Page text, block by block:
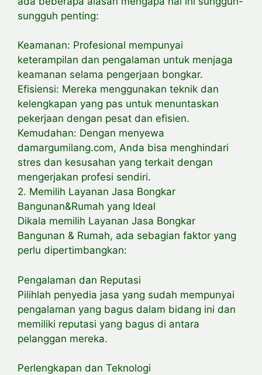
sungguh penting:
Keamanan: Profesional mempunyai
keterampilan dan pengalaman untuk menjaga
keamanan selama pengerjaan bongkar.
Efisiensi: Mereka menggunakan teknik dan
kelengkapan yang pas untuk menuntaskan
pekerjaan dengan pesat dan efisien.
Kemudahan: Dengan menyewa
damargumilang.com, Anda bisa menghindari
stres dan kesusahan yang terkait dengan
mengerjakan profesi sendiri.
2. Memilih Layanan Jasa Bongkar
Bangunan&Rumah yang Ideal
Dikala memilih Layanan Jasa Bongkar
Bangunan & Rumah, ada sebagian faktor yang
perlu dipertimbangkan:
Pengalaman dan Reputasi
Pilihlah penyedia jasa yang sudah mempunyai
pengalaman yang bagus dalam bidang ini dan
memiliki reputasi yang bagus di antara
pelanggan mereka.
Perlengkapan dan Teknologi